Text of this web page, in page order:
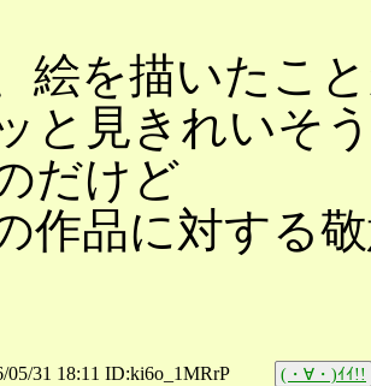
絵を描いたこ
と見きれいそ
だけど
作品に対する
05/31 18:11 ID:ki6o_1MRrP (・∀・)ｲｲ!!